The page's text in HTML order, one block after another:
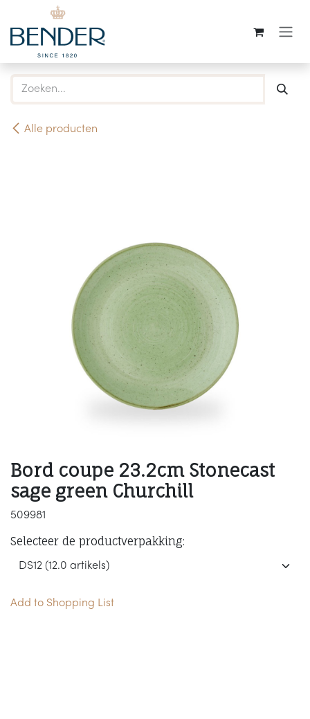
Overslaan naar inhoud
Alle producten
Bord coupe 23.2cm Stonecast
sage green Churchill
509981
Selecteer de productverpakking:
Add to Shopping List